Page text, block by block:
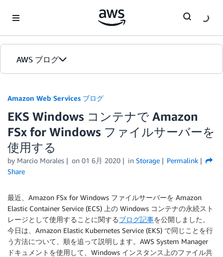
AWS ブログ
カテゴリ
エディション
Amazon Web Services ブログ
EKS Windows コンテナで Amazon
FSx for Windows ファイルサーバーを
使用する
by Marcio Morales on 01 6月 2020 in Storage
Permalink
Share
最近、Amazon FSx for Windows ファイルサーバーを Amazon
Elastic Container Service (ECS) 上の Windows コンテナの永続スト
レージとして使用することに関するブログ記事を公開しました。
今日は、Amazon Elastic Kubernetes Service (EKS) で同じことを行
う方法について、順を追って説明します。AWS System Manager
ドキュメントを使用して、Windows インスタンス上のファイル共